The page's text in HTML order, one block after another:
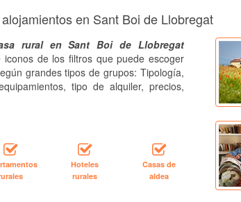
en Sant Boi de Llobregat
rural en Sant Boi de Llobregat
de los filtros que puede escoger
grandes tipos de grupos: Tipología,
tipo de alquiler, precios,
Hoteles
rurales
Casas de
aldea